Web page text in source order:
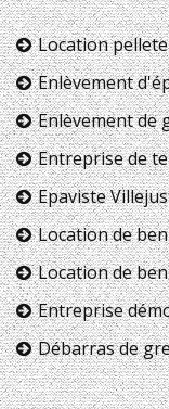
Location
Enlèvement
Enlèvement de
Entreprise de
Epaviste
Location de
Location de
Entreprise
Débarras de